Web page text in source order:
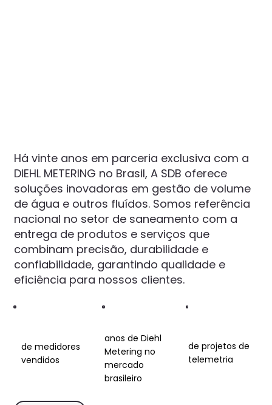
medição
com
V5 é ideal
como
indústrias,
Há vinte anos em parceria exclusiva com a
DIEHL METERING no Brasil, A SDB oferece
soluções inovadoras em gestão de volume
de água e outros fluídos. Somos referência
nacional no setor de saneamento com a
entrega de produtos e serviços que
combinam precisão, durabilidade e
confiabilidade, garantindo qualidade e
eficiência para nossos clientes.
de medidores
vendidos
anos de Diehl
Metering no
mercado
brasileiro
de projetos de
telemetria